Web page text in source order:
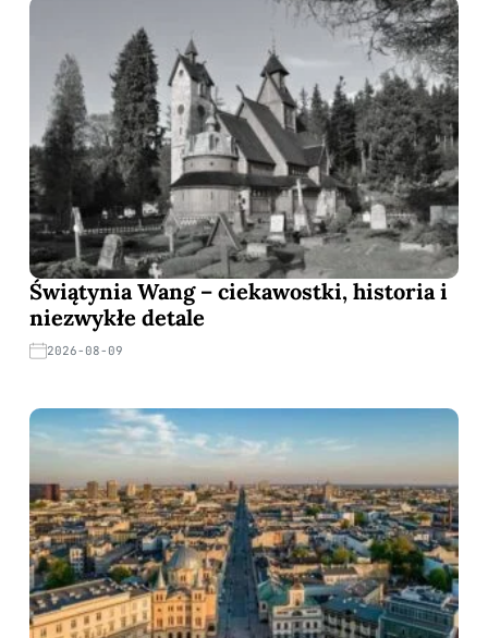
Świątynia Wang – ciekawostki, historia i
niezwykłe detale
2026-08-09